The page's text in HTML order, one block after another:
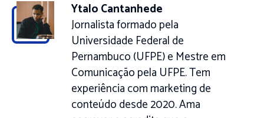
Ytalo Cantanhede
Jornalista formado pela
Universidade Federal de
Pernambuco (UFPE) e Mestre em
Comunicação pela UFPE. Tem
experiência com marketing de
conteúdo desde 2020. Ama